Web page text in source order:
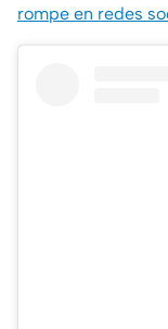
rompe en redes